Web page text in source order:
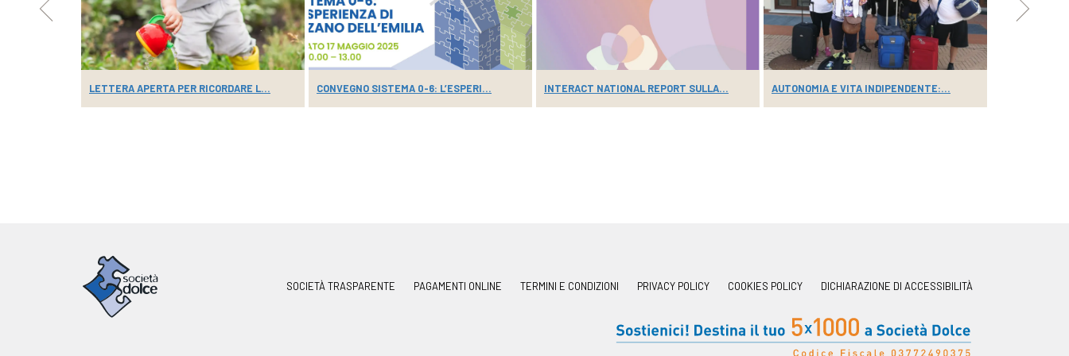
LETTERA APERTA PER RICORDARE L... CONVEGNO SISTEMA 0-6: L’ESPERI... INTERACT NATIONAL REPORT SULLA... AUTONOMIA E VITA INDIPENDENTE:...
SOCIETÀ TRASPARENTE PAGAMENTI ONLINE TERMINI E CONDIZIONI PRIVACY POLICY COOKIES POLICY DICHIARAZIONE DI ACCESSIBILITÀ